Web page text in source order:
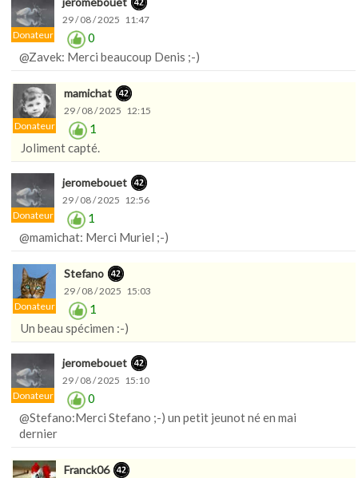
Donateur
29 / 08 / 2025 11:47
0
@Zavek: Merci beaucoup Denis ;-)
Donateur
mamichat
29 / 08 / 2025 12:15
1
Joliment capté.
Donateur
jeromebouet
29 / 08 / 2025 12:56
1
@mamichat: Merci Muriel ;-)
Donateur
Stefano
29 / 08 / 2025 15:03
1
Un beau spécimen :-)
Donateur
jeromebouet
29 / 08 / 2025 15:10
0
@Stefano:Merci Stefano ;-) un petit jeunot né en mai
dernier
Franck06